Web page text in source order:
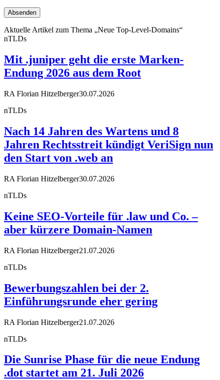
Aktuelle Artikel zum Thema „Neue Top-Level-Domains“
nTLDs
Mit .juniper geht die erste Marken-
Endung 2026 aus dem Root
RA Florian Hitzelberger30.07.2026
nTLDs
Nach 14 Jahren des Wartens und 8
Jahren Rechtsstreit kündigt VeriSign nun
den Start von .web an
RA Florian Hitzelberger30.07.2026
nTLDs
Keine SEO-Vorteile für .law und Co. –
aber kürzere Domain-Namen
RA Florian Hitzelberger21.07.2026
nTLDs
Bewerbungszahlen bei der 2.
Einführungsrunde eher gering
RA Florian Hitzelberger21.07.2026
nTLDs
Die Sunrise Phase für die neue Endung
.dot startet am 21. Juli 2026